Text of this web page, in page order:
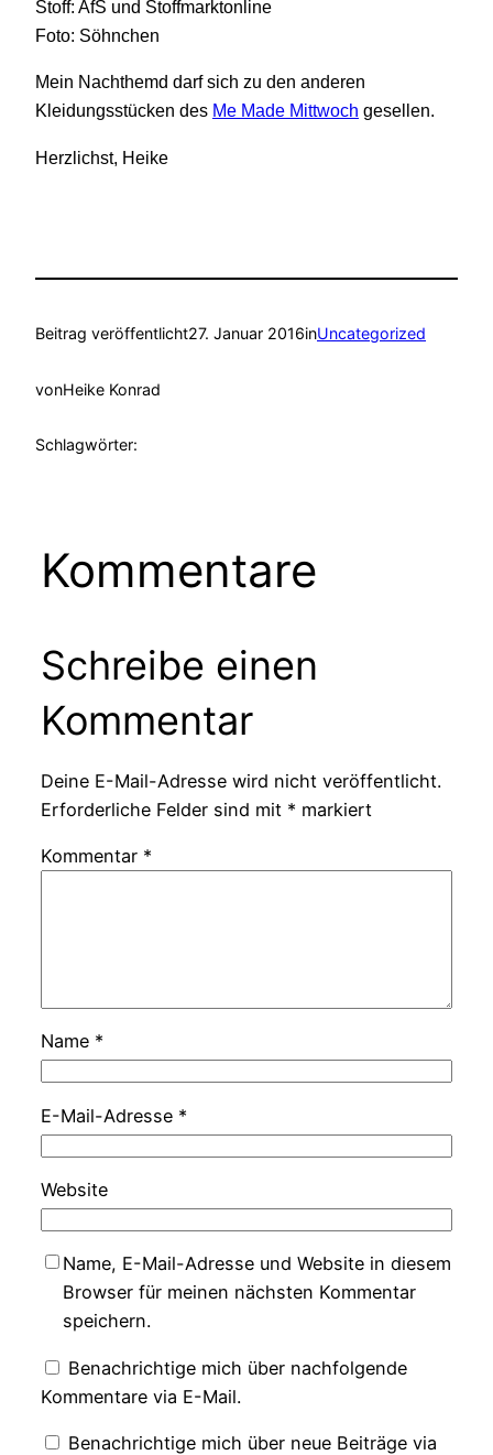
Stoff: AfS und Stoffmarktonline
Foto: Söhnchen
Mein Nachthemd darf sich zu den anderen
Kleidungsstücken des Me Made Mittwoch gesellen.
Herzlichst, Heike
Beitrag veröffentlicht27. Januar 2016inUncategorized
vonHeike Konrad
Schlagwörter:
Kommentare
Schreibe einen
Kommentar
Deine E-Mail-Adresse wird nicht veröffentlicht.
Erforderliche Felder sind mit * markiert
Kommentar *
Name *
E-Mail-Adresse *
Website
Name, E-Mail-Adresse und Website in diesem
Browser für meinen nächsten Kommentar
speichern.
Benachrichtige mich über nachfolgende
Kommentare via E-Mail.
Benachrichtige mich über neue Beiträge via